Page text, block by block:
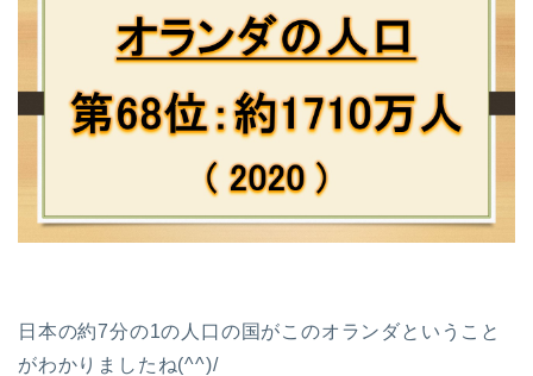
日本の約7分の1の人口の国がこのオランダということ
がわかりましたね(^^)/